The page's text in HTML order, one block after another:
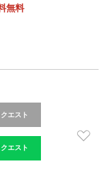
無料
エスト
エスト